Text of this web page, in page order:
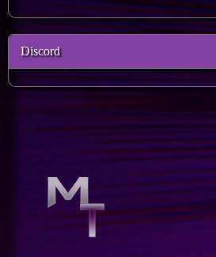
Discord